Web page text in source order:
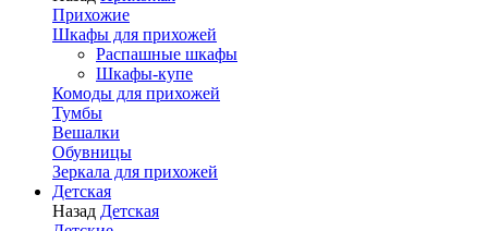
Прихожие
Шкафы для прихожей
Распашные шкафы
Шкафы-купе
Комоды для прихожей
Тумбы
Вешалки
Обувницы
Зеркала для прихожей
Детская
Назад Детская